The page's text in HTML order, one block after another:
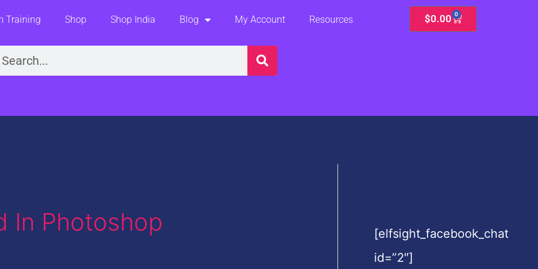
Training Shop Shop India Blog My Account Resources $0.00 0
Cart
In Photoshop
[elfsight_facebook_chat
id=”2″]